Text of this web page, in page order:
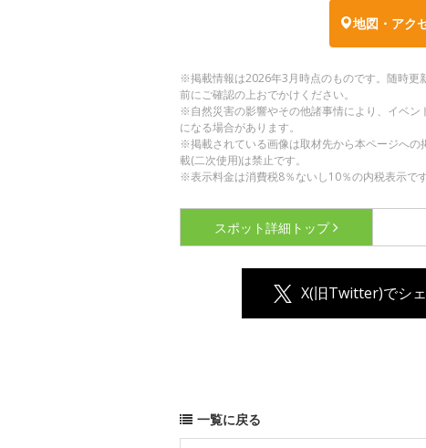
地図・アク
※掲載情報は2026年3月時点のものです。随時更
前にご確認の上おでかけください。
※自然災害の影響やその他諸事情により、イベ
になる場合があります。
※掲載されている画像は取材先から本ページへ
載(二次使用)は禁止です。
※表示料金は消費税8％ないし10％の内税表示です
スポット詳細 トップ
X(旧Twitter)でシ
一覧に戻る